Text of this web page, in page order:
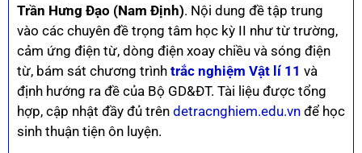
Trần Hưng Đạo (Nam Định). Nội dung đề tập trung
vào các chuyên đề trọng tâm học kỳ II như từ trường,
cảm ứng điện từ, dòng điện xoay chiều và sóng điện
từ, bám sát chương trình trắc nghiệm Vật lí 11 và
định hướng ra đề của Bộ GD&ĐT. Tài liệu được tổng
hợp, cập nhật đầy đủ trên detracnghiem.edu.vn để học
sinh thuận tiện ôn luyện.